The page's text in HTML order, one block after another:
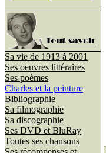
Sa vie de 1913 à 2001
Ses oeuvres littéraires
Ses poèmes
Charles et la peinture
Bibliographie
Sa filmographie
Sa discographie
Ses DVD et BluRay
Toutes ses chansons